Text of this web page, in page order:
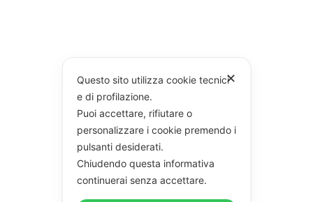
✕
Questo sito utilizza cookie tecnici
e di profilazione.
Puoi accettare, rifiutare o
personalizzare i cookie premendo i
pulsanti desiderati.
Chiudendo questa informativa
continuerai senza accettare.